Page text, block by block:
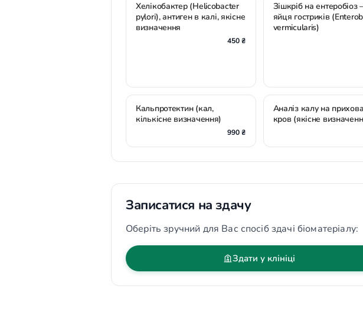
Хелікобактер (Helicobacter
pylorі), антиген в калі, якісне
визначення
450 ₴
Зішкріб на ентеробіоз –
яйця гостриків
vermicularis)
Кальпротектин (кал,
кількісне визначення)
990 ₴
Аналіз калу на
кров (якісне
Записатися на здачу
Оберіть зручний для Вас спосіб здачі біоматеріалу:
Здати у клініці